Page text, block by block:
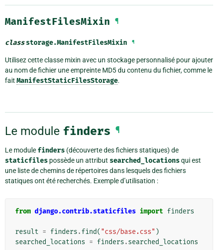
ManifestFilesMixin ¶
class storage.ManifestFilesMixin ¶
Utilisez cette classe mixin avec un stockage personnalisé pour ajouter
au nom de fichier une empreinte MD5 du contenu du fichier, comme le
fait ManifestStaticFilesStorage.
Le module finders ¶
Le module finders (découverte des fichiers statiques) de
staticfiles possède un attribut searched_locationsqui est
une liste de chemins de répertoires dans lesquels des fichiers
statiques ont été recherchés. Exemple d’utilisation :
from django.contrib.staticfiles import finders
result = finders .find( "css/base.css" )
searched_locations = finders .searched_locations